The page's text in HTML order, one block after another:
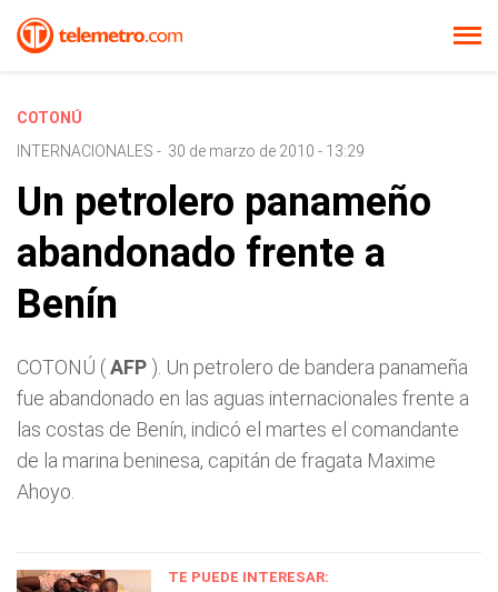
COTONÚ
INTERNACIONALES - 30 de marzo de 2010 - 13:29
Un petrolero panameño
abandonado frente a
Benín
COTONÚ (AFP ). Un petrolero de bandera panameña
fue abandonado en las aguas internacionales frente a
las costas de Benín, indicó el martes el comandante
de la marina beninesa, capitán de fragata Maxime
Ahoyo.
TE PUEDE INTERESAR: